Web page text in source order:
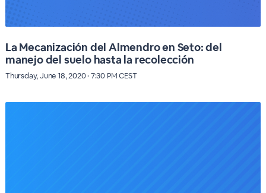
La Mecanización del Almendro en Seto: del
manejo del suelo hasta la recolección
Thursday, June 18, 2020 · 7:30 PM CEST